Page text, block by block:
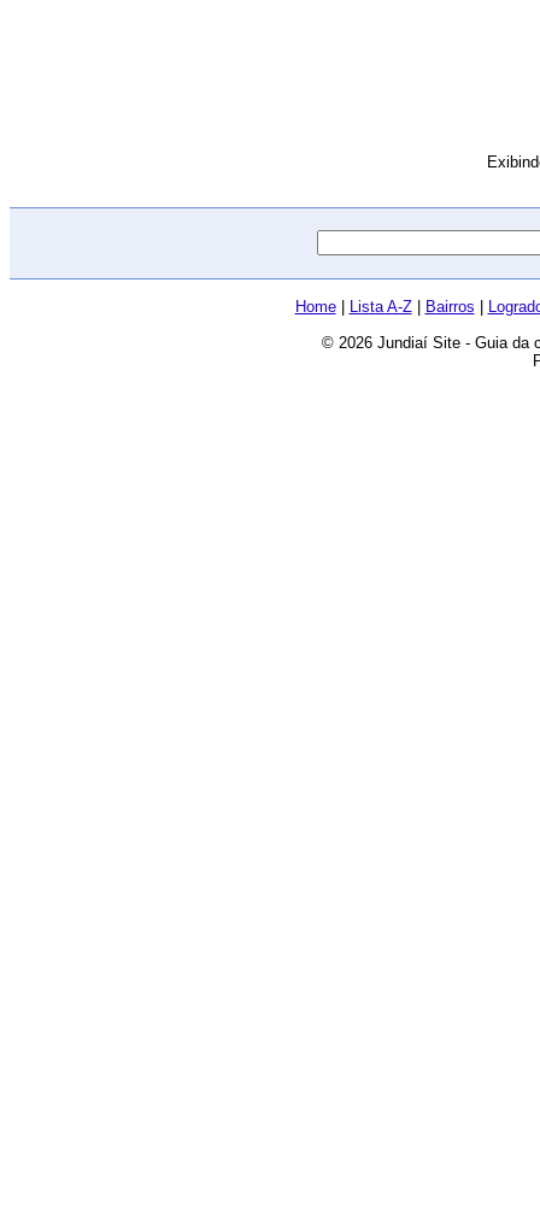
Home| Lista A-Z| Bairros
© 2026 Jundiaí Site - Guia da